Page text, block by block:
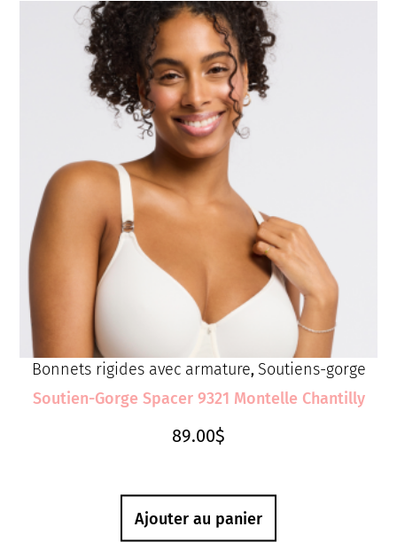
Bonnets rigides avec armature, Soutiens-gorge
Soutien-Gorge Spacer 9321 Montelle Chantilly
89.00$
Ajouter au panier